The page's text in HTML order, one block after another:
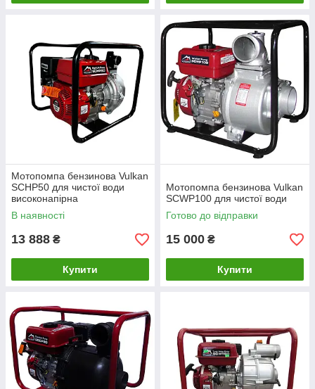
Мотопомпа бензинова Vulkan
SCHP50 для чистої води
високонапірна
В наявності
13 888 ₴
Купити
Мотопомпа бензинова Vulkan
SCWP100 для чистої води
Готово до відправки
15 000 ₴
Купити